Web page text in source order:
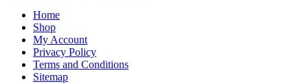
Home
Shop
My Account
Privacy Policy
Terms and Conditions
Sitemap